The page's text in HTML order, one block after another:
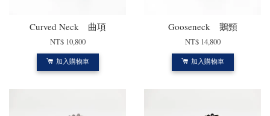
Curved Neck 曲項
NT$ 10,800
加入購物車
Gooseneck 鵝頸
NT$ 14,800
加入購物車